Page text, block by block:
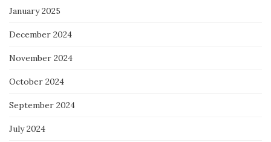
January 2025
December 2024
November 2024
October 2024
September 2024
July 2024